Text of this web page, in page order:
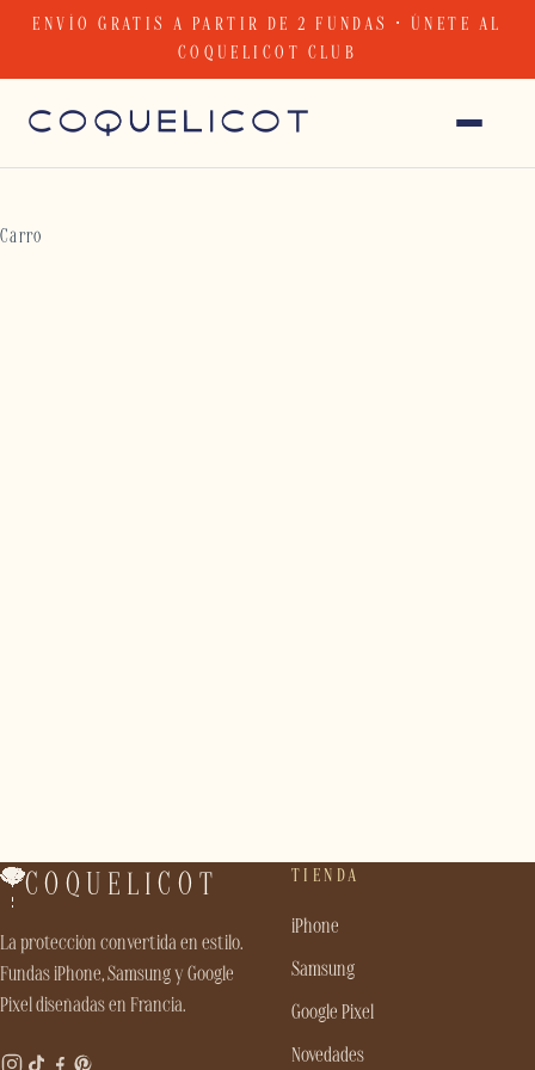
ENVÍO GRATIS A PARTIR DE 2 FUNDAS · ÚNETE AL
COQUELICOT CLUB
Carro
COQUELICOT
La protección convertida en estilo.
Fundas iPhone, Samsung y Google
Pixel diseñadas en Francia.
TIENDA
iPhone
Samsung
Google Pixel
Novedades